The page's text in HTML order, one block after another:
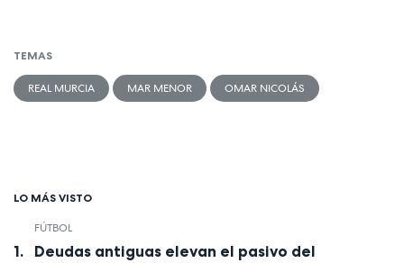
TEMAS
REAL MURCIA MAR MENOR OMAR NICOLÁS
LO MÁS VISTO
FÚTBOL
Deudas antiguas elevan el pasivo del